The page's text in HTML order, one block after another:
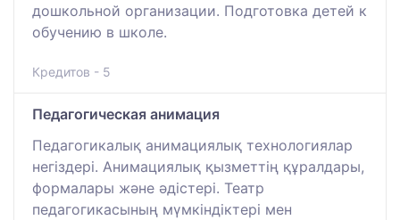
дошкольной организации. Подготовка детей к
обучению в школе.
Кредитов - 5
Педагогическая анимация
Педагогикалық анимациялық технологиялар
негіздері. Анимациялық қызметтің құралдары,
формалары және әдістері. Театр
педагогикасының мүмкіндіктері мен